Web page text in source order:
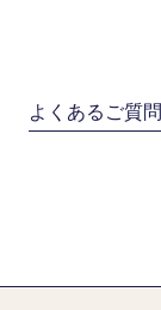
よくあるご質問